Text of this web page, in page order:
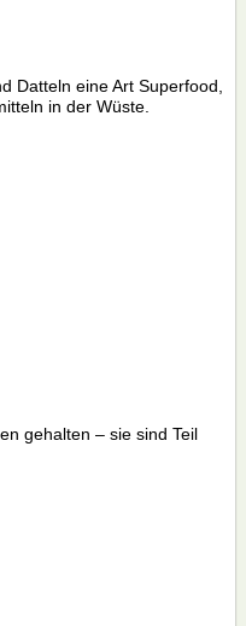
Datteln eine Art Superfood,
in der Wüste.
gehalten – sie sind Teil